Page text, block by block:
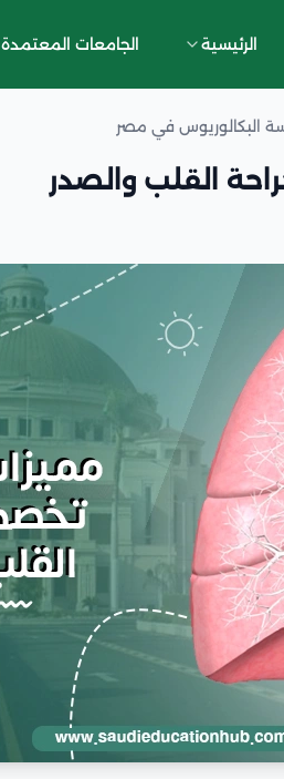
الرئيسية الجامعات المعتمدة
البكالوريوس في مصر
القلب والصدر